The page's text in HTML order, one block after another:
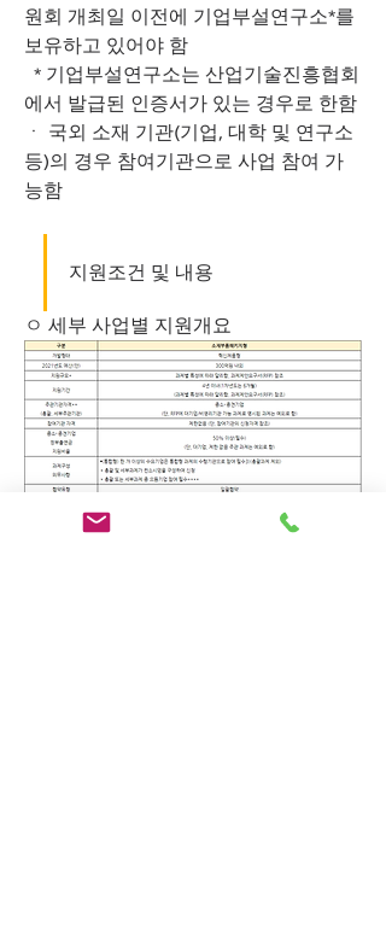
원회 개최일 이전에 기업부설연구소*를
보유하고 있어야 함
에서 발급된 인증서가 있는 경우로 한함
ㆍ 국외 소재 기관(기업, 대학 및 연구소
등)의 경우 참여기관으로 사업 참여 가
능함
지원조건 및 내용
ㅇ 세부 사업별 지원개요